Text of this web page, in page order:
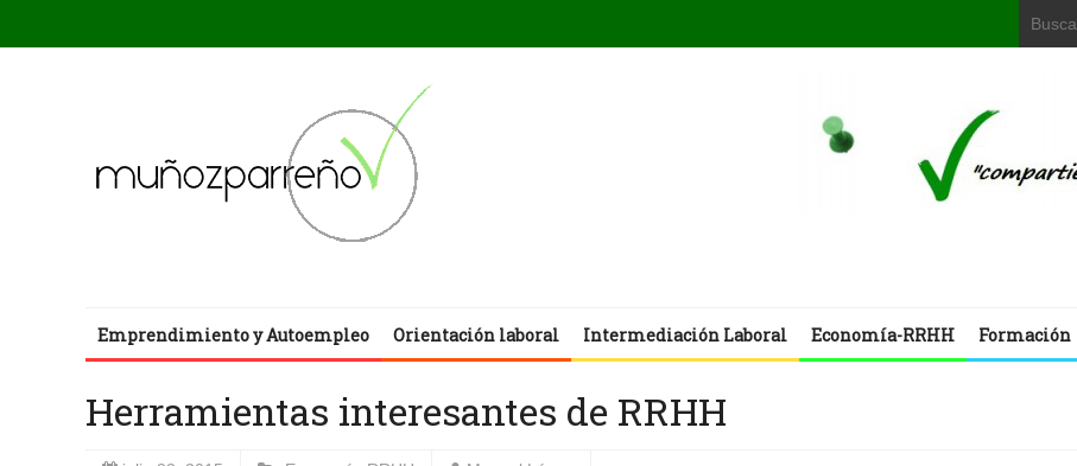
Emprendimiento y Autoempleo Orientación laboral Intermediación Laboral Economía-RRHH Formación
Herramientas interesantes de RRHH